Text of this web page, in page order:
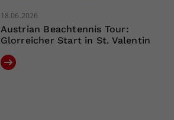
18.06.2026
Austrian Beachtennis Tour:
Glorreicher Start in St. Valentin